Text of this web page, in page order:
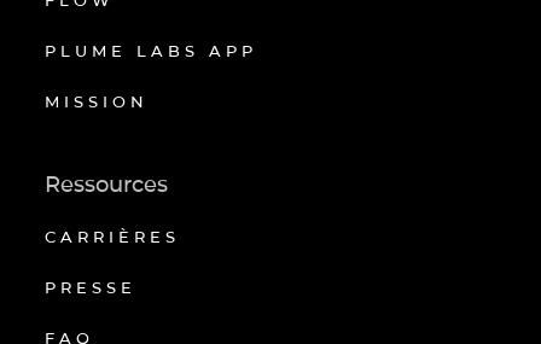
PLUME LABS APP
MISSION
Ressources
CARRIÈRES
PRESSE
FAQ